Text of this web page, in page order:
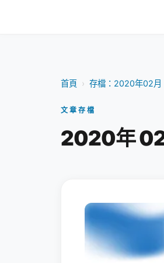
首頁 › 存檔：2020年02月
文章存檔
2020年